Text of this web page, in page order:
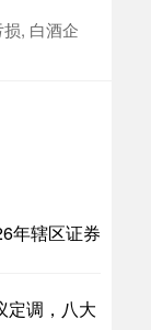
, 白酒企
年辖区证券
定调，八大